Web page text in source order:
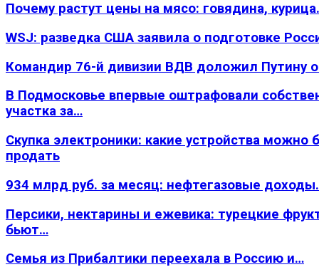
Почему растут цены на мясо: говядина,
WSJ: разведка США заявила о подготовке
Командир 76-й дивизии ВДВ доложил Путину
В Подмосковье впервые оштрафовали
участка за…
Скупка электроники: какие устройства можно
продать
934 млрд руб. за месяц: нефтегазовые
Персики, нектарины и ежевика: турецкие
бьют…
Семья из Прибалтики переехала в Россию и…